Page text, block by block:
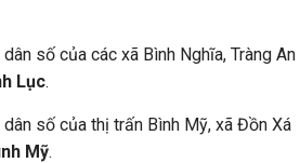
số của các xã Bình Nghĩa, Tràng An
Lục.
số của thị trấn Bình Mỹ, xã Đồn Xá
Mỹ.